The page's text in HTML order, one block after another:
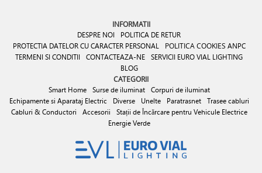
INFORMATII
DESPRE NOI
POLITICA DE RETUR
PROTECTIA DATELOR CU CARACTER PERSONAL
POLITICA COOKIES ANPC
TERMENI SI CONDITII
CONTACTEAZA-NE SERVICII EURO VIAL LIGHTING
BLOG
CATEGORII
Smart Home Surse de iluminat
Corpuri de iluminat
Echipamente si Aparataj Electric
Diverse Unelte Paratrasnet
Trasee cabluri
Cabluri & Conductori
Accesorii
Stații de Încărcare pentru Vehicule Electrice
Energie Verde